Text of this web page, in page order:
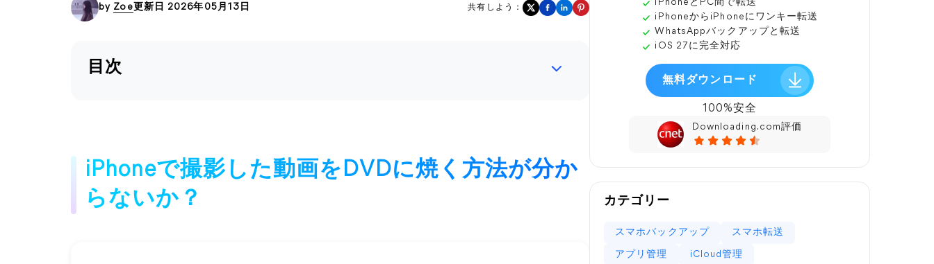
by Zoe更新日 2026年05月13日 共有しよう：
目次
iPhoneで撮影した動画をDVDに焼く方法が分か
らないか？
iPhoneとPC間で転送
iPhoneからiPhoneにワンキー転送
WhatsAppバックアップと転送
iOS 27に完全対応
無料ダウンロード
100%安全
Downloading.com評価
カテゴリー
スマホバックアップ スマホ転送
アプリ管理 iCloud管理